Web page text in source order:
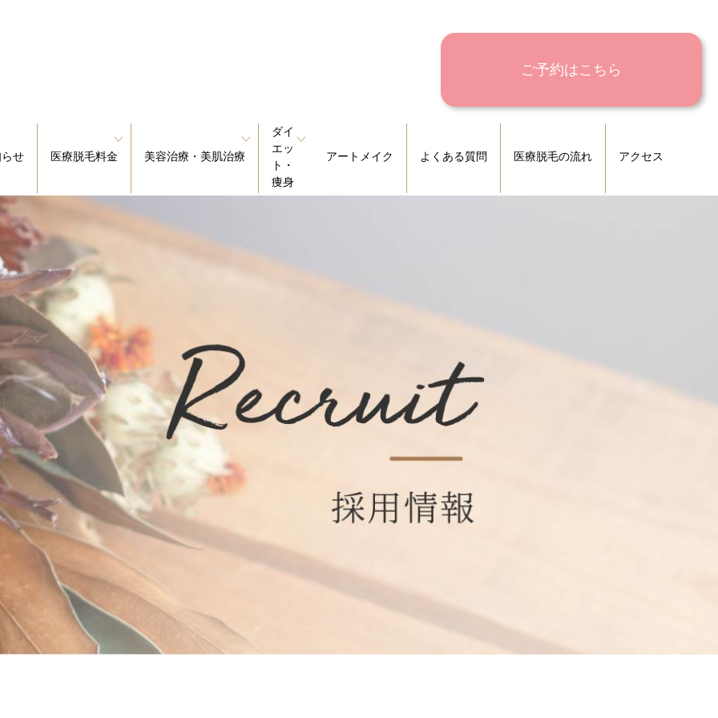
ご予約はこちら
せ 医療脱毛料金 美容治療・美肌治療
ダイ
エッ
ト・
痩身
アートメイク よくある質問 医療脱毛の流れ アクセス